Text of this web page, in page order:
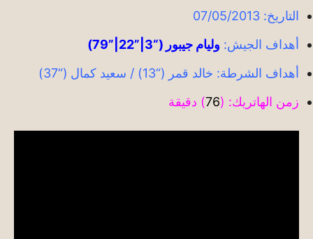
التاريخ: 07/05/2013
أهداف الجيش: وليام جيبور (“3|”22|”79)
أهداف الشرطة: خالد قمر (“13) / سعيد كمال (“37)
زمن الهاتريك: (76) دقيقة